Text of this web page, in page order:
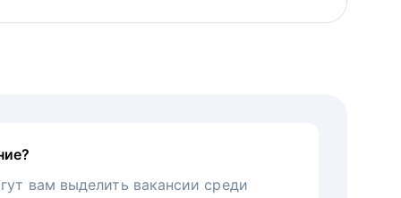
вам выделить вакансии среди